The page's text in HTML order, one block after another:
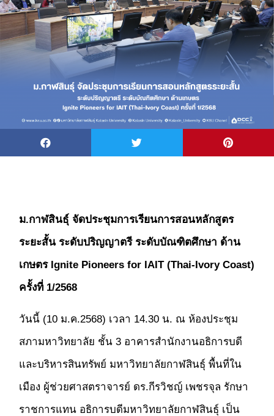
ม.กาฬสินธุ์ จัดประชุมการเรียนการสอนหลักสูตร
ระยะสั้น ระดับปริญญาตรี ระดับบัณฑิตศึกษา ด้าน
เกษตร Ignite Pioneers for IAIT (Thai-Ivory Coast)
ครั้งที่ 1/2568
วันนี้ (10 ม.ค.2568) เวลา 14.30 น. ณ ห้องประชุม
สภามหาวิทยาลัย ชั้น 3 อาคารสำนักงานอธิการบดี
และบริหารสินทรัพย์ มหาวิทยาลัยกาฬสินธุ์ พื้นที่ใน
เมือง ผู้ช่วยศาสตราจารย์ ดร.กีรวิชญ์ เพชรจุล รักษา
ราชการแทน อธิการบดีมหาวิทยาลัยกาฬสินธุ์ เป็น